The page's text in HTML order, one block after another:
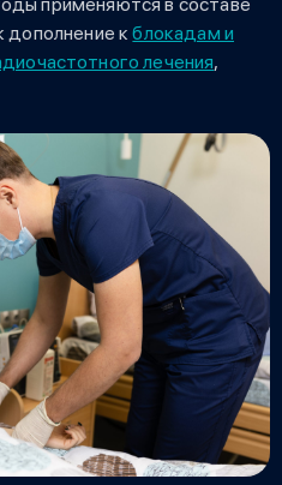
применяются в составе
дополнение кблокадам и
лечения,